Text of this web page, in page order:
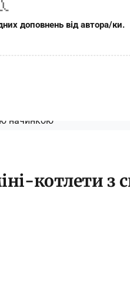
доповнень від автора/ки.
котлети з